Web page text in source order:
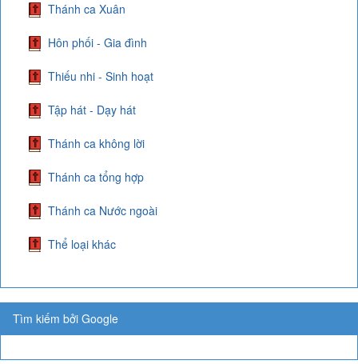
Thánh ca Xuân
Hôn phối - Gia đình
Thiếu nhi - Sinh hoạt
Tập hát - Dạy hát
Thánh ca không lời
Thánh ca tổng hợp
Thánh ca Nước ngoài
Thể loại khác
Tìm kiếm bởi Google